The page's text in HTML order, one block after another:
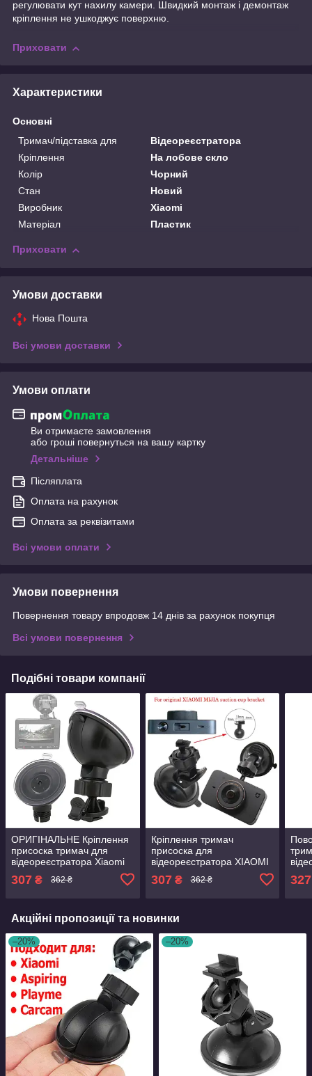
регулювати кут нахилу камери. Швидкий монтаж і демонтаж
кріплення не ушкоджує поверхню.
Приховати
Характеристики
Основні
Тримач/підставка для
Відеореєстратора
Кріплення
На лобове скло
Колір
Чорний
Стан
Новий
Виробник
Xiaomi
Матеріал
Пластик
Приховати
Умови доставки
Нова Пошта
Всі умови доставки
Умови оплати
Ви отримаєте замовлення
або гроші повернуться на вашу картку
Детальніше
Післяплата
Оплата на рахунок
Оплата за реквізитами
Всі умови оплати
Умови повернення
Повернення товару впродовж 14 днів за рахунок покупця
Всі умови повернення
Подібні товари компанії
ОРИГІНАЛЬНЕ Кріплення
присоска тримач для
відеореєстратора Xiaomi
паз із засувкою
307 ₴ 362 ₴
Кріплення тримач
присоска для
відеореєстратора XIAOMI
паз із засувкою
307₴ 362 ₴
паз
327
Акційні пропозиції та новинки
–20% –20%